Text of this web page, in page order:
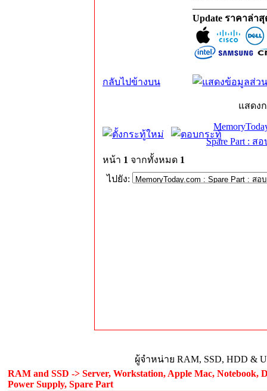
Update ราคาล่า
กลับไปข้างบน
แสดง
Spare Part : ส
หน้า 1 จากทั้งหมด 1
ไปยัง:
ผู้จำหน่าย RAM, SSD, HDD &
RAM and SSD -> Server, Workstation, Apple Mac, Notebook,
Power Supply, Spare Part